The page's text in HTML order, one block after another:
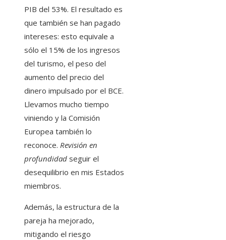
PIB del 53%. El resultado es
que también se han pagado
intereses: esto equivale a
sólo el 15% de los ingresos
del turismo, el peso del
aumento del precio del
dinero impulsado por el BCE.
Llevamos mucho tiempo
viniendo y la Comisión
Europea también lo
reconoce. Revisión en
profundidad seguir el
desequilibrio en mis Estados
miembros.
Además, la estructura de la
pareja ha mejorado,
mitigando el riesgo